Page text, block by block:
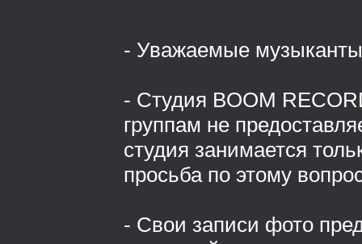
- Уважаемые
- Студия BOOM
группам не
студия занимается
просьба по этому
- Свои записи фото